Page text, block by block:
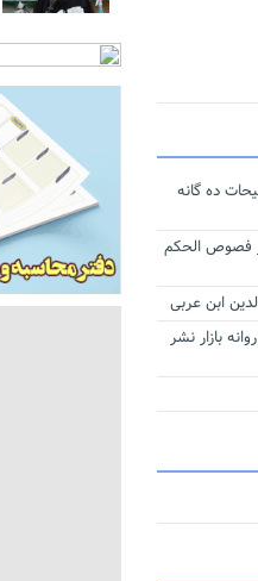
عزای
ده‌ گانه
فصوص الحکم
ابن عربی
بازار نشر